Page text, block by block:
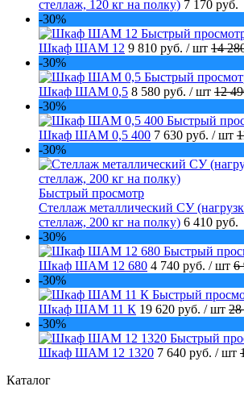
стеллаж, 120 кг на полку) 7 170 руб.
-30%
Быстрый
Шкаф ШАМ 12 9 810 руб. / шт 14
-30%
Быстрый
Шкаф ШАМ 0,5 8 580 руб. / шт 12
-30%
Быстрый
Шкаф ШАМ 0,5 400 7 630 руб. / шт
-30%
Быстрый просмотр
Стеллаж металлический СУ
стеллаж, 200 кг на полку) 6 410 руб.
-30%
Быстрый
Шкаф ШАМ 12 680 4 740 руб. / шт 6
-30%
Быстрый
Шкаф ШАМ 11 К 19 620 руб. / шт 28
-30%
Быстрый
Шкаф ШАМ 12 1320 7 640 руб. / шт
Каталог